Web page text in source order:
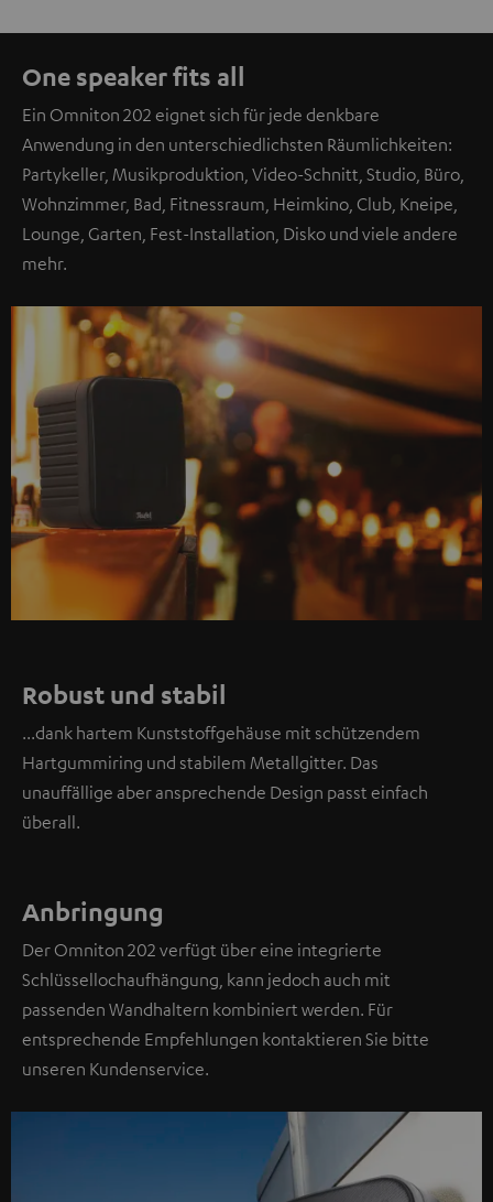
One speaker fits all
Ein Omniton 202 eignet sich für jede denkbare
Anwendung in den unterschiedlichsten Räumlichkeiten:
Partykeller, Musikproduktion, Video-Schnitt, Studio, Büro,
Wohnzimmer, Bad, Fitnessraum, Heimkino, Club, Kneipe,
Lounge, Garten, Fest-Installation, Disko und viele andere
mehr.
Robust und stabil
...dank hartem Kunststoffgehäuse mit schützendem
Hartgummiring und stabilem Metallgitter. Das
unauffällige aber ansprechende Design passt einfach
überall.
Anbringung
Der Omniton 202 verfügt über eine integrierte
Schlüssellochaufhängung, kann jedoch auch mit
passenden Wandhaltern kombiniert werden. Für
entsprechende Empfehlungen kontaktieren Sie bitte
unseren Kundenservice.